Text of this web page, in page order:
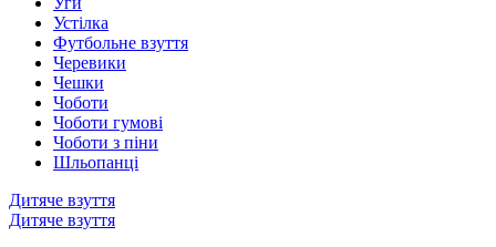
Устілка
Футбольне взуття
Черевики
Чешки
Чоботи
Чоботи гумові
Чоботи з піни
Шльопанці
Дитяче взуття
Дитяче взуття